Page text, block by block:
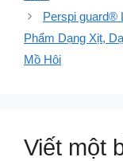
Perspi guard®
Phẩm Dạng Xịt,
Mồ Hôi
Viết một